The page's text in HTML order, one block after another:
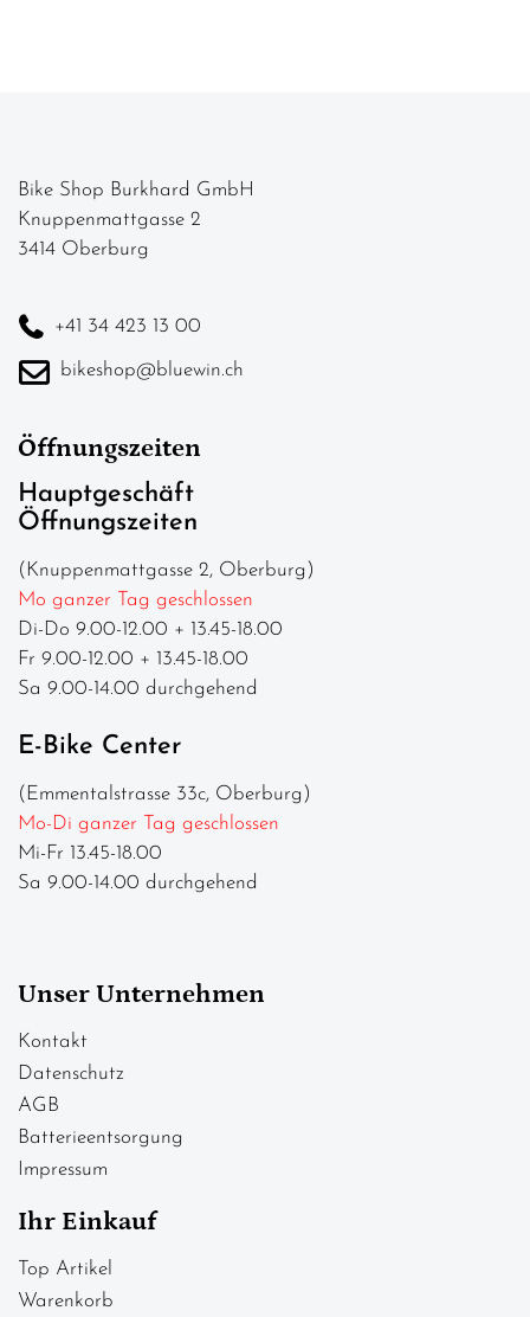
Bike Shop Burkhard GmbH
Knuppenmattgasse 2
3414 Oberburg
+41 34 423 13 00
bikeshop@bluewin.ch
Öffnungszeiten
Hauptgeschäft
Öffnungszeiten
(Knuppenmattgasse 2, Oberburg)
Mo ganzer Tag geschlossen
Di-Do 9.00-12.00 + 13.45-18.00
Fr 9.00-12.00 + 13.45-18.00
Sa 9.00-14.00 durchgehend
E-Bike Center
(Emmentalstrasse 33c, Oberburg)
Mo-Di ganzer Tag geschlossen
Mi-Fr 13.45-18.00
Sa 9.00-14.00 durchgehend
Unser Unternehmen
Kontakt
Datenschutz
AGB
Batterieentsorgung
Impressum
Ihr Einkauf
Top Artikel
Warenkorb